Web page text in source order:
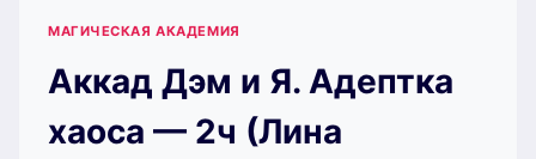
МАГИЧЕСКАЯ АКАДЕМИЯ
Аккад Дэм и Я. Адептка
хаоса — 2ч (Лина